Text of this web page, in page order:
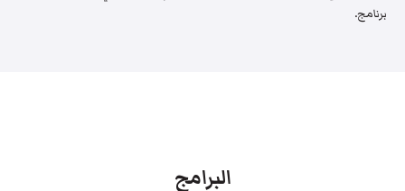
برنامج.
البرامج